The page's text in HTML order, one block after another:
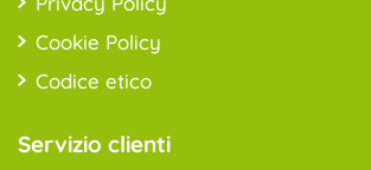
Cookie Policy
Codice etico
Servizio clienti